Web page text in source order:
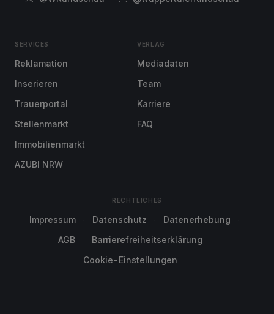
SERVICES
Reklamation
Inserieren
Trauerportal
Stellenmarkt
Immobilienmarkt
AZUBI NRW
VERLAG
Mediadaten
Team
Karriere
FAQ
RECHTLICHES
Impressum Datenschutz
Datenerhebung
AGB
Barrierefreiheitserklärung
Cookie-Einstellungen